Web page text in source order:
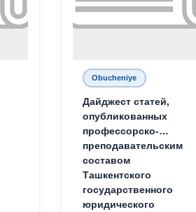
Obucheniye
Дайджест статей,
опубликованных
профессорско-
преподавательским
составом
Ташкентского
государственного
юридического